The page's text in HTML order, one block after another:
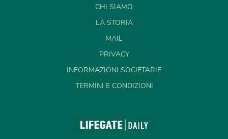
CHI SIAMO
LA STORIA
MAIL
PRIVACY
INFORMAZIONI SOCIETARIE
TERMINI E CONDIZIONI